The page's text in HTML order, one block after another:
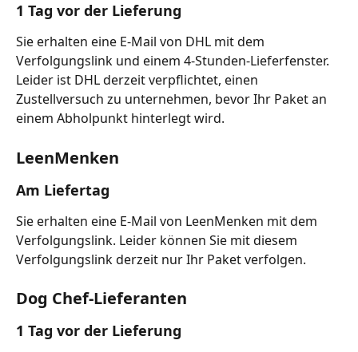
1 Tag vor der Lieferung
Sie erhalten eine E-Mail von DHL mit dem
Verfolgungslink und einem 4-Stunden-Lieferfenster.
Leider ist DHL derzeit verpflichtet, einen
Zustellversuch zu unternehmen, bevor Ihr Paket an
einem Abholpunkt hinterlegt wird.
LeenMenken
Am Liefertag
Sie erhalten eine E-Mail von LeenMenken mit dem
Verfolgungslink. Leider können Sie mit diesem
Verfolgungslink derzeit nur Ihr Paket verfolgen.
Dog Chef-Lieferanten
1 Tag vor der Lieferung